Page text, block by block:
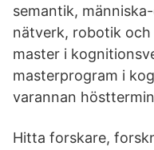
semantik,
nätverk, robotik
master i
masterprogram i
varannan
Hitta forskare,